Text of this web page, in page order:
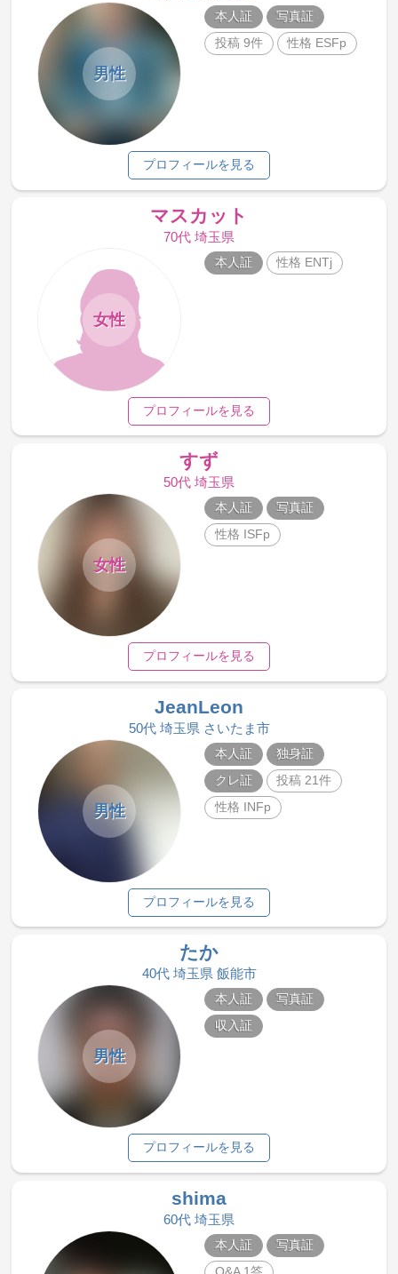
男性
本人証
写真証
投稿 9件
性格 ESFp
プロフィールを見る
マスカット
70代 埼玉県
女性
本人証 性格 ENTj
プロフィールを見る
すず
50代 埼玉県
女性
本人証
写真証
性格 ISFp
プロフィールを見る
JeanLeon
50代 埼玉県 さいたま市
男性
本人証
独身証
クレ証
投稿 21件
性格 INFp
プロフィールを見る
たか
40代 埼玉県 飯能市
男性
本人証
写真証
収入証
プロフィールを見る
shima
60代 埼玉県
本人証
写真証